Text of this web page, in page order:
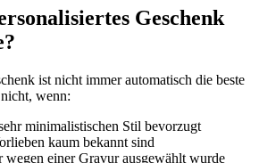
Geschenk
ist nicht immer automatisch die beste
wenn:
minimalistischen Stil bevorzugt
kaum bekannt sind
wegen einer Gravur ausgewählt wurde